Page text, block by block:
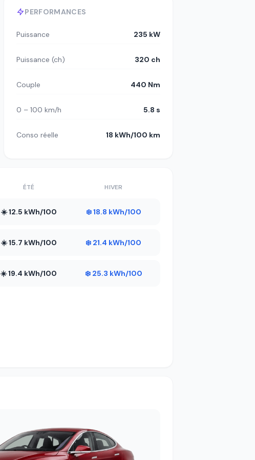
PERFORMANCES
Puissance 235 kW
Puissance (ch) 320 ch
Couple 440 Nm
0 – 100 km/h 5.8 s
Conso réelle 18 kWh/100 km
ÉTÉ HIVER
☀️ 12.5 kWh/100 ❄️ 18.8 kWh/100
☀️ 15.7 kWh/100 ❄️ 21.4 kWh/100
☀️ 19.4 kWh/100 ❄️ 25.3 kWh/100